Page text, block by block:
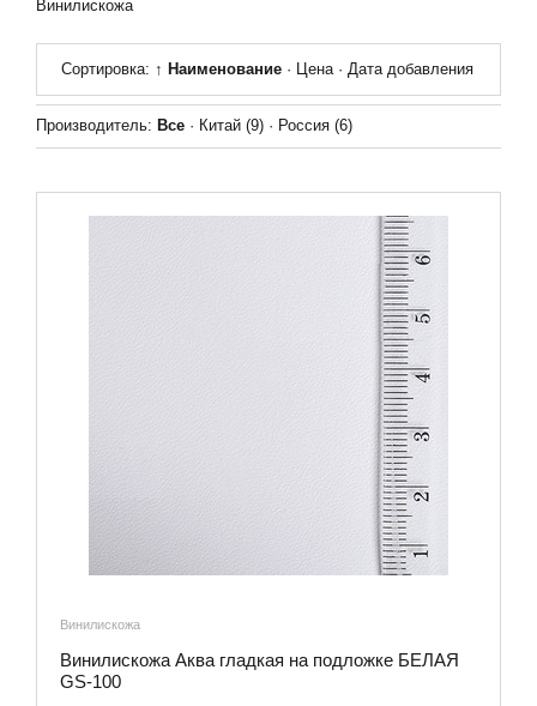
Винилискожа
Сортировка: ↑ Наименование · Цена· Дата добавления
Производитель: Все · Китай (9) · Россия (6)
Винилискожа
Винилискожа Аква гладкая на подложке БЕЛАЯ
GS-100